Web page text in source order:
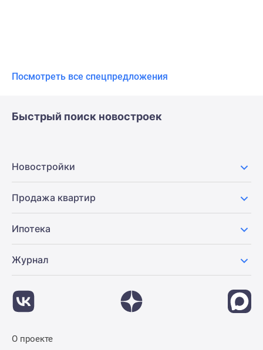
Посмотреть все спецпредложения
Быстрый поиск новостроек
Новостройки
Продажа квартир
Ипотека
Журнал
О проекте